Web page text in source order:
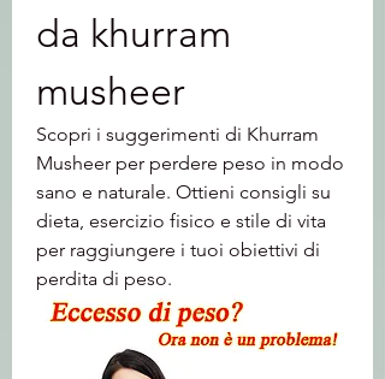
da khurram
musheer
Scopri i suggerimenti di Khurram
Musheer per perdere peso in modo
sano e naturale. Ottieni consigli su
dieta, esercizio fisico e stile di vita
per raggiungere i tuoi obiettivi di
perdita di peso.